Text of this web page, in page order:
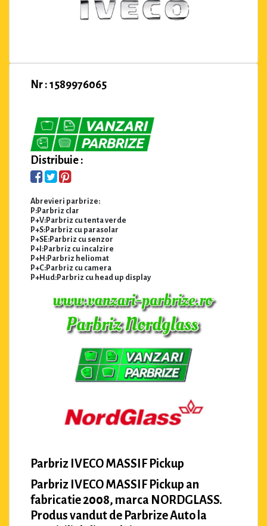
Nr : 1589976065
Distribuie :
Abrevieri parbrize:
P:Parbriz clar
P+V:Parbriz cu tenta verde
P+S:Parbriz cu parasolar
P+SE:Parbriz cu senzor
P+I:Parbriz cu incalzire
P+H:Parbriz heliomat
P+C:Parbriz cu camera
P+Hud:Parbriz cu head up display
Parbriz IVECO MASSIF Pickup
Parbriz IVECO MASSIF Pickup an
fabricatie 2008, marca NORDGLASS.
Produs vandut de Parbrize Auto la